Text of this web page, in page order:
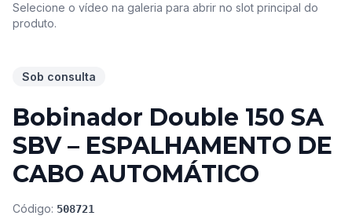
Selecione o vídeo na galeria para abrir no slot principal do
produto.
Sob consulta
Bobinador Double 150 SA
SBV – ESPALHAMENTO DE
CABO AUTOMÁTICO
Código: 508721